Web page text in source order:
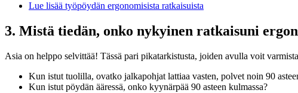
Lue lisää työpöydän ergonomisista ratkaisuista
3. Mistä tiedän, onko nykyinen ratkaisuni
Asia on helppo selvittää! Tässä pari pikatarkistusta, joiden avulla voit
Kun istut tuolilla, ovatko jalkapohjat lattiaa vasten, polvet noin 90
Kun istut pöydän ääressä, onko kyynärpää 90 asteen kulmassa?